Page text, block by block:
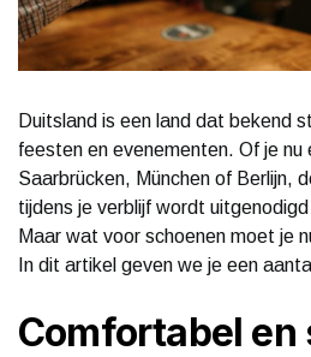
Duitsland is een land dat bekend
feesten en evenementen. Of je
Saarbrücken, München of Berlijn,
tijdens je verblijf wordt
Maar wat voor schoenen moet je
In dit artikel geven we je een
Comfortabel en